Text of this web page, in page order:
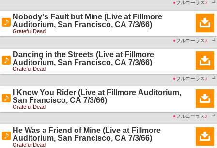
●フルコーラス ♪ ┛
Nobody's Fault but Mine (Live at Fillmore
Auditorium, San Francisco, CA 7/3/66)
Grateful Dead
●フルコーラス ♪ ┛
Dancing in the Streets (Live at Fillmore
Auditorium, San Francisco, CA 7/3/66)
Grateful Dead
●フルコーラス ♪ ┛
I Know You Rider (Live at Fillmore Auditorium,
San Francisco, CA 7/3/66)
Grateful Dead
●フルコーラス ♪ ┛
He Was a Friend of Mine (Live at Fillmore
Auditorium, San Francisco, CA 7/3/66)
Grateful Dead